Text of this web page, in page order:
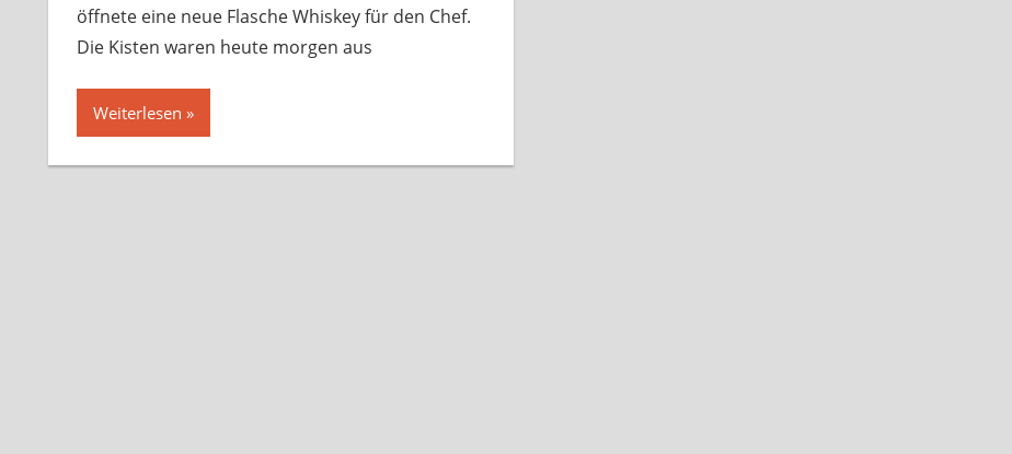
öffnete eine neue Flasche Whiskey für den Chef.
Die Kisten waren heute morgen aus
Weiterlesen